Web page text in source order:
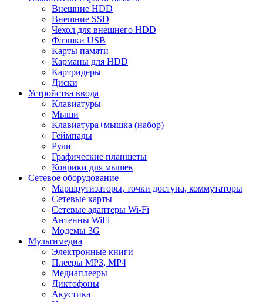
Внешние HDD
Внешние SSD
Чехол для внешнего HDD
Флэшки USB
Карты памяти
Карманы для HDD
Картридеры
Диски
Устройства ввода
Клавиатуры
Мыши
Клавиатура+мышка (набор)
Геймпады
Рули
Графические планшеты
Коврики для мышек
Сетевое оборудование
Маршрутизаторы, точки доступа, коммутаторы
Сетевые карты
Сетевые адаптеры Wi-Fi
Антенны WiFi
Модемы 3G
Мультимедиа
Электронные книги
Плееры MP3, MP4
Медиаплееры
Диктофоны
Акустика